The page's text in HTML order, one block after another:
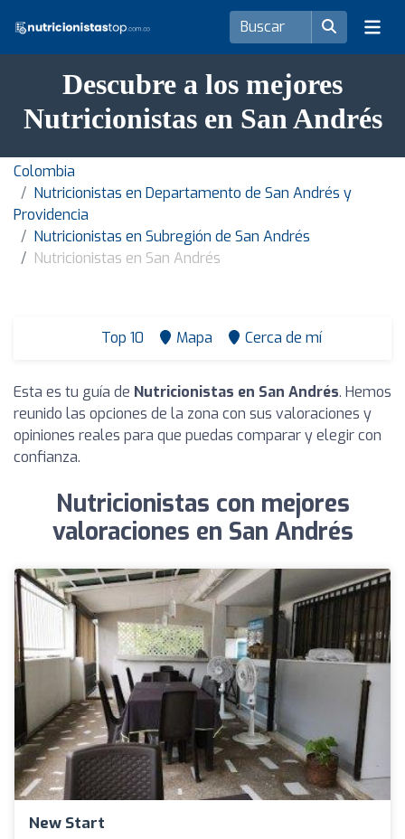
Descubre a los mejores
Nutricionistas en San Andrés
Colombia
Nutricionistas en Departamento de San Andrés y
Providencia
Nutricionistas en Subregión de San Andrés
Nutricionistas en San Andrés
Top 10 Mapa Cerca de mí
Esta es tu guía de Nutricionistas en San Andrés. Hemos
reunido las opciones de la zona con sus valoraciones y
opiniones reales para que puedas comparar y elegir con
confianza.
Nutricionistas con mejores
valoraciones en San Andrés
New Start